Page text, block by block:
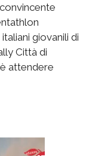
giovanili di
Città di
attendere